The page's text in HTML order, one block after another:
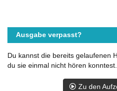
Ausgabe verpasst?
Du kannst die bereits gelaufenen
du sie einmal nicht hören konntest.
Zu den